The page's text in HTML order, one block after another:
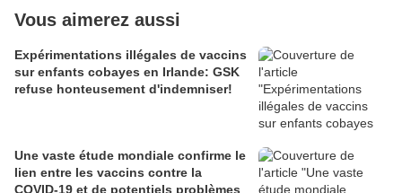
Vous aimerez aussi
Expérimentations illégales de vaccins
sur enfants cobayes en Irlande: GSK
refuse honteusement d'indemniser!
Une vaste étude mondiale confirme le
lien entre les vaccins contre la
COVID-19 et de potentiels problèmes